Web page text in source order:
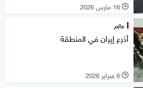
l 16 مارس 2026
عالم
أذرع إيران في المنطقة
l 6 فبراير 2026